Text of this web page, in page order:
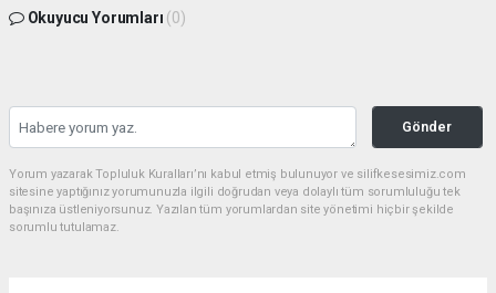
Okuyucu Yorumları (0)
Gönder
Yorum yazarak Topluluk Kuralları’nı kabul etmiş bulunuyor ve silifkesesimiz.com
sitesine yaptığınız yorumunuzla ilgili doğrudan veya dolaylı tüm sorumluluğu tek
başınıza üstleniyorsunuz. Yazılan tüm yorumlardan site yönetimi hiçbir şekilde
sorumlu tutulamaz.